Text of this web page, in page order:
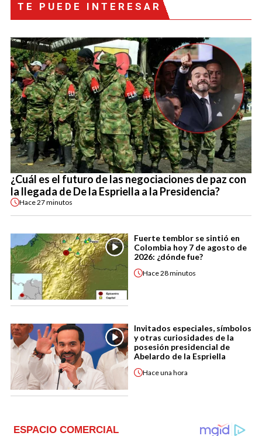
TE PUEDE INTERESAR
¿Cuál es el futuro de las negociaciones de paz con
la llegada de De la Espriella a la Presidencia?
Hace27 minutos
Fuerte temblor se sintió en
Colombia hoy 7 de agosto de
2026: ¿dónde fue?
Hace28 minutos
Invitados especiales, símbolos
y otras curiosidades de la
posesión presidencial de
Abelardo de la Espriella
Haceuna hora